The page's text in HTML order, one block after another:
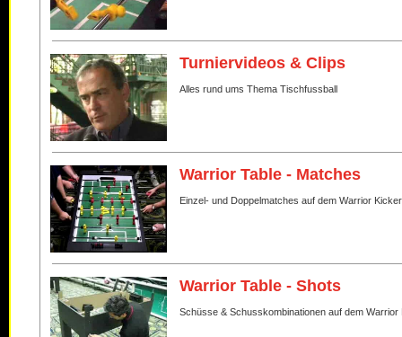
Turniervideos & Clips
Alles rund ums Thema Tischfussball
Warrior Table - Matches
Einzel- und Doppelmatches auf dem Warrior Kicker
Warrior Table - Shots
Schüsse & Schusskombinationen auf dem Warrior